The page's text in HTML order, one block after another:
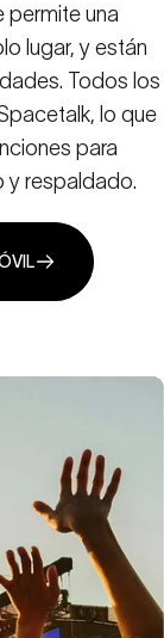
permite una
lugar, y están
Todos los
lo que
para
y respaldado.